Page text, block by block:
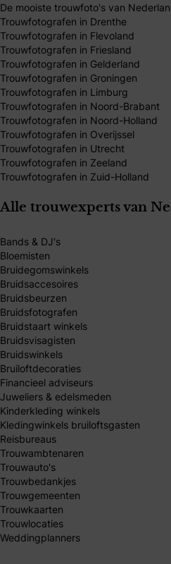
De mooiste trouwfoto's van
Trouwfotografen in Drenthe
Trouwfotografen in Flevoland
Trouwfotografen in Friesland
Trouwfotografen in Gelderland
Trouwfotografen in Groningen
Trouwfotografen in Limburg
Trouwfotografen in Noord-Brabant
Trouwfotografen in Noord-Holland
Trouwfotografen in Overijssel
Trouwfotografen in Utrecht
Trouwfotografen in Zeeland
Trouwfotografen in Zuid-Holland
Alle trouwexperts van
Bands & DJ's
Bloemisten
Bruidegomswinkels
Bruidsaccesoires
Bruidsbeurzen
Bruidsfotografen
Bruidstaart winkels
Bruidsvisagisten
Bruidswinkels
Bruiloftdecoraties
Financieel adviseurs
Juweliers & edelsmeden
Kinderkleding winkels
Kledingwinkels bruiloftsgasten
Reisbureaus
Trouwambtenaren
Trouwauto's
Trouwbedankjes
Trouwgemeenten
Trouwkaarten
Trouwlocaties
Weddingplanners